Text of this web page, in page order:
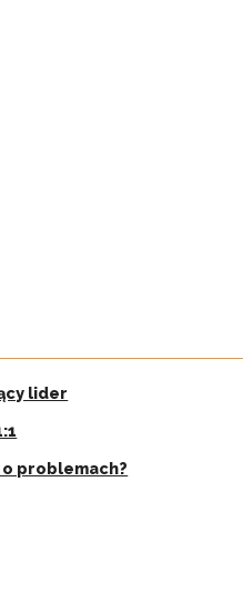
lider
problemach?